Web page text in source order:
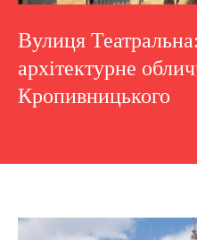
Вулиця Театральна:
архітектурне
Кропивницького